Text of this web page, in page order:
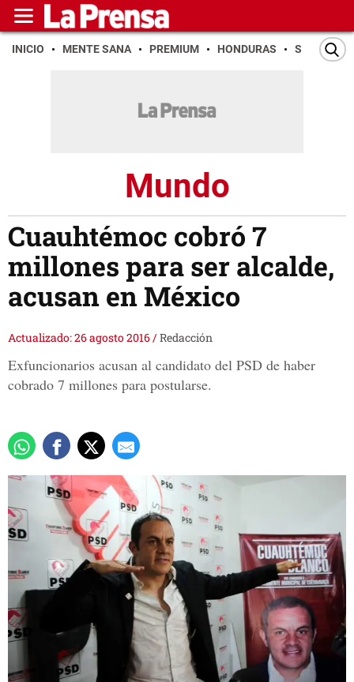
INICIO MENTE SANA PREMIUM HONDURAS SAN PEDRO
Mundo
Cuauhtémoc cobró 7
millones para ser alcalde,
acusan en México
Actualizado: 26 agosto 2016/Redacción
Exfuncionarios acusan al candidato del PSD de haber
cobrado 7 millones para postularse.